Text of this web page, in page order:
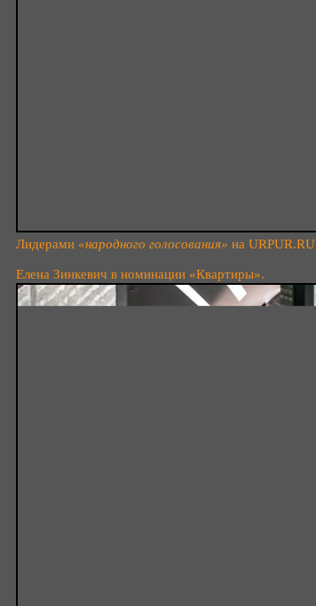
Лидерами «народного голосования» на URPUR.RU
Елена Зинкевич в номинации «Квартиры».